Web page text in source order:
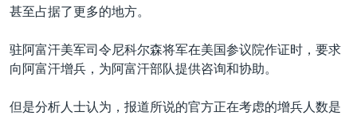
甚至占据了更多的地方。
驻阿富汗美军司令尼科尔森将军在美国参议院作证时，要求
向阿富汗增兵，为阿富汗部队提供咨询和协助。
但是分析人士认为，报道所说的官方正在考虑的增兵人数是